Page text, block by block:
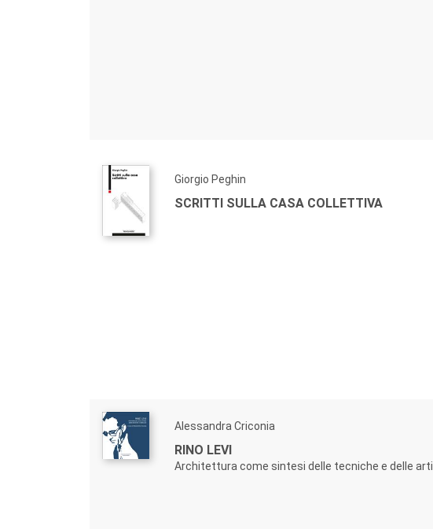
Giorgio Peghin
SCRITTI SULLA CASA COLLETTIVA
Alessandra Criconia
RINO LEVI
Architettura come sintesi delle tecniche e delle arti